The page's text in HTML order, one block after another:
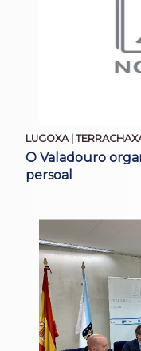
LUGOXA |
O Valadouro
persoal